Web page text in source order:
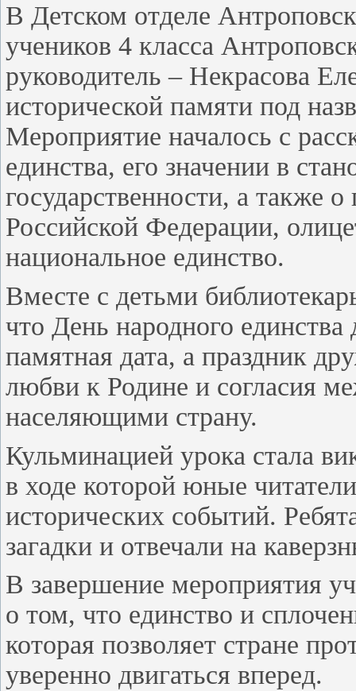
В Детском отделе
учеников 4 класса
руководитель – Некрасова
исторической памяти под
Мероприятие началось с
единства, его значении в
государственности, а также
Российской Федерации,
национальное единство.
Вместе с детьми
что День народного
памятная дата, а праздник
любви к Родине и согласия
населяющими страну.
Кульминацией урока стала
в ходе которой юные
исторических событий.
загадки и отвечали на
В завершение мероприятия
о том, что единство и
которая позволяет стране
уверенно двигаться вперед.